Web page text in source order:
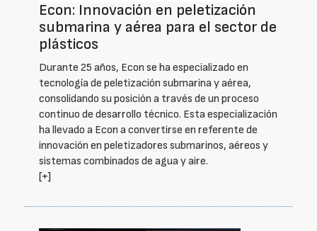
Econ: Innovación en peletización
submarina y aérea para el sector de
plásticos
Durante 25 años, Econ se ha especializado en
tecnología de peletización submarina y aérea,
consolidando su posición a través de un proceso
continuo de desarrollo técnico. Esta especialización
ha llevado a Econ a convertirse en referente de
innovación en peletizadores submarinos, aéreos y
sistemas combinados de agua y aire.
[+]